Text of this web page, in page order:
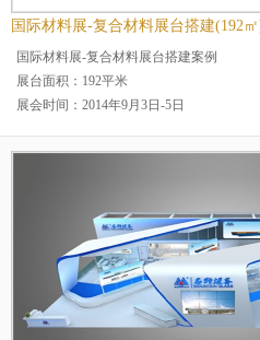
国际材料展-复合材料展台搭建(192
国际材料展-复合材料展台搭建案例
展台面积：192平米
展会时间：2014年9月3日-5日
展会地点：上海
展览场馆：上海世博会展
行业分类：复合材料行业展